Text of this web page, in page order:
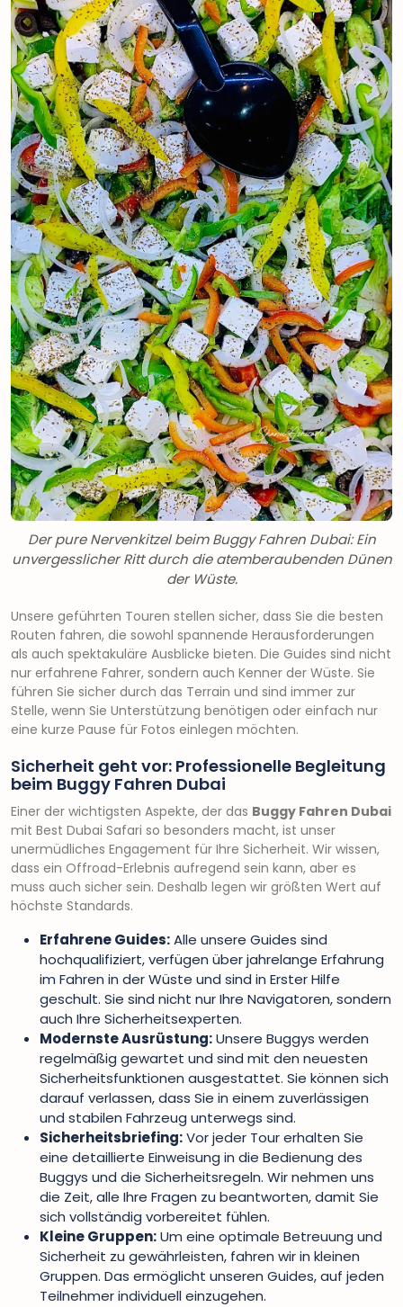
Der pure Nervenkitzel beim Buggy Fahren Dubai: Ein
unvergesslicher Ritt durch die atemberaubenden Dünen
der Wüste.
Unsere geführten Touren stellen sicher, dass Sie die besten
Routen fahren, die sowohl spannende Herausforderungen
als auch spektakuläre Ausblicke bieten. Die Guides sind nicht
nur erfahrene Fahrer, sondern auch Kenner der Wüste. Sie
führen Sie sicher durch das Terrain und sind immer zur
Stelle, wenn Sie Unterstützung benötigen oder einfach nur
eine kurze Pause für Fotos einlegen möchten.
Sicherheit geht vor: Professionelle Begleitung
beim Buggy Fahren Dubai
Einer der wichtigsten Aspekte, der das Buggy Fahren Dubai
mit Best Dubai Safari so besonders macht, ist unser
unermüdliches Engagement für Ihre Sicherheit. Wir wissen,
dass ein Offroad-Erlebnis aufregend sein kann, aber es
muss auch sicher sein. Deshalb legen wir größten Wert auf
höchste Standards.
Erfahrene Guides:Alle unsere Guides sind
hochqualifiziert, verfügen über jahrelange Erfahrung
im Fahren in der Wüste und sind in Erster Hilfe
geschult. Sie sind nicht nur Ihre Navigatoren, sondern
auch Ihre Sicherheitsexperten.
Modernste Ausrüstung:Unsere Buggys werden
regelmäßig gewartet und sind mit den neuesten
Sicherheitsfunktionen ausgestattet. Sie können sich
darauf verlassen, dass Sie in einem zuverlässigen
und stabilen Fahrzeug unterwegs sind.
Sicherheitsbriefing:Vor jeder Tour erhalten Sie
eine detaillierte Einweisung in die Bedienung des
Buggys und die Sicherheitsregeln. Wir nehmen uns
die Zeit, alle Ihre Fragen zu beantworten, damit Sie
sich vollständig vorbereitet fühlen.
Kleine Gruppen:Um eine optimale Betreuung und
Sicherheit zu gewährleisten, fahren wir in kleinen
Gruppen. Das ermöglicht unseren Guides, auf jeden
Teilnehmer individuell einzugehen.